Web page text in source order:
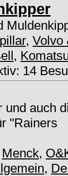
, Volvo
,
14
auch
"Rainers
Menck,
,